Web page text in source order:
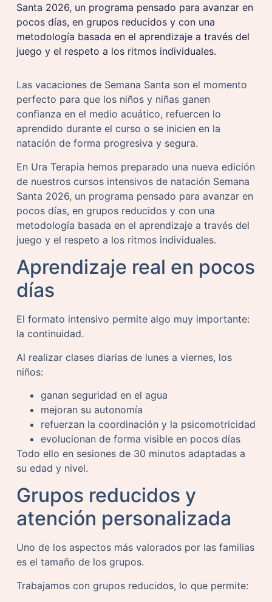
Santa 2026, un programa pensado para avanzar en
pocos días, en grupos reducidos y con una
metodología basada en el aprendizaje a través del
juego y el respeto a los ritmos individuales.
Las vacaciones de Semana Santa son el momento
perfecto para que los niños y niñas ganen
confianza en el medio acuático, refuercen lo
aprendido durante el curso o se inicien en la
natación de forma progresiva y segura.
En Ura Terapia hemos preparado una nueva edición
de nuestros cursos intensivos de natación Semana
Santa 2026, un programa pensado para avanzar en
pocos días, en grupos reducidos y con una
metodología basada en el aprendizaje a través del
juego y el respeto a los ritmos individuales.
Aprendizaje real en pocos
días
El formato intensivo permite algo muy importante:
la continuidad.
Al realizar clases diarias de lunes a viernes, los
niños:
ganan seguridad en el agua
mejoran su autonomía
refuerzan la coordinación y la psicomotricidad
evolucionan de forma visible en pocos días
Todo ello en sesiones de 30 minutos adaptadas a
su edad y nivel.
Grupos reducidos y
atención personalizada
Uno de los aspectos más valorados por las familias
es el tamaño de los grupos.
Trabajamos con grupos reducidos, lo que permite: